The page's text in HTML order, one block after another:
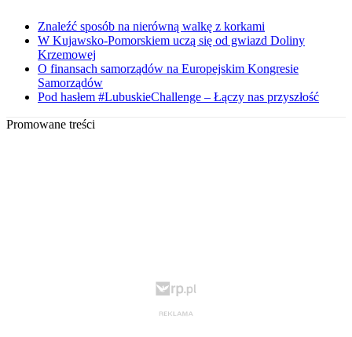
Znaleźć sposób na nierówną walkę z korkami
W Kujawsko-Pomorskiem uczą się od gwiazd Doliny
Krzemowej
O finansach samorządów na Europejskim Kongresie
Samorządów
Pod hasłem #LubuskieChallenge – Łączy nas przyszłość
Promowane treści